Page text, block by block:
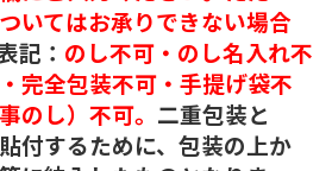
いてはお承りできない場合
記： のし不可・のし名入れ不
完全包装不可・手提げ袋不
のし）不可。 二重包装と
付するために、包装の上か